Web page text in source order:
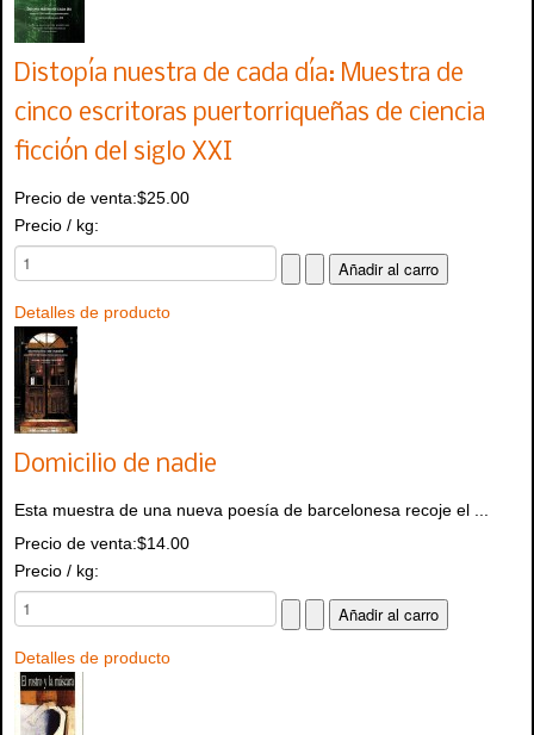
Distopía nuestra de cada día: Muestra de
cinco escritoras puertorriqueñas de ciencia
ficción del siglo XXI
Precio de venta:$25.00
Precio / kg:
Detalles de producto
Domicilio de nadie
Esta muestra de una nueva poesía de barcelonesa recoje el ...
Precio de venta:$14.00
Precio / kg:
Detalles de producto